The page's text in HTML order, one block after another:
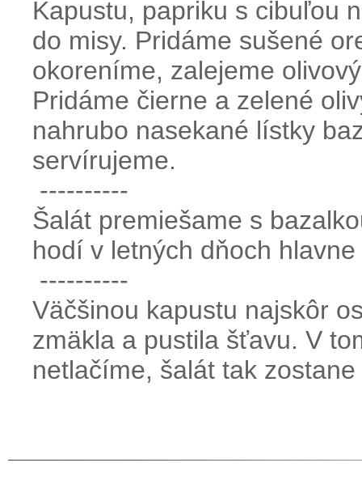
Kapustu, papriku s cibuľou
do misy. Pridáme sušené
okoreníme, zalejeme
Pridáme čierne a zelené
nahrubo nasekané lístky
servírujeme.
----------
Šalát premiešame s
hodí v letných dňoch
----------
Väčšinou kapustu najskôr
zmäkla a pustila šťavu. V
netlačíme, šalát tak